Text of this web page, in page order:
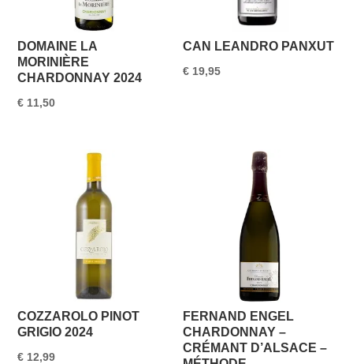
DOMAINE LA
MORINIÈRE
CHARDONNAY 2024
€ 11,50
CAN LEANDRO PANXUT
€ 19,95
COZZAROLO PINOT
GRIGIO 2024
€ 12,99
FERNAND ENGEL
CHARDONNAY –
CRÉMANT D’ALSACE –